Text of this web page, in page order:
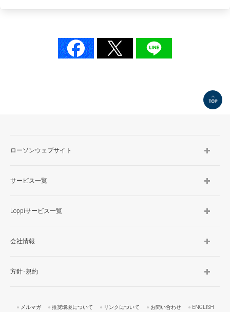
ローソンウェブサイト
サービス一覧
Loppiサービス一覧
会社情報
方針･規約
メルマガ 推奨環境について リンクについて お問い合わせ ENGLISH